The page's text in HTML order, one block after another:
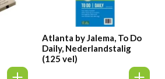
Atlanta by Jalema, To Do
Daily, Nederlandstalig
(125 vel)